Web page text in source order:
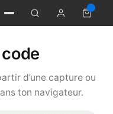
code
d’une capture ou
ton navigateur.